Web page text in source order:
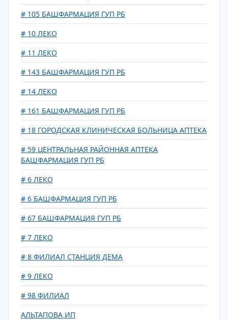
# 105 БАШФАРМАЦИЯ ГУП РБ
# 10 ЛЕКО
# 11 ЛЕКО
# 143 БАШФАРМАЦИЯ ГУП РБ
# 14 ЛЕКО
# 161 БАШФАРМАЦИЯ ГУП РБ
# 18 ГОРОДСКАЯ КЛИНИЧЕСКАЯ БОЛЬНИЦА АПТЕКА
# 59 ЦЕНТРАЛЬНАЯ РАЙОННАЯ АПТЕКА
БАШФАРМАЦИЯ ГУП РБ
# 6 ЛЕКО
# 6 БАШФАРМАЦИЯ ГУП РБ
# 67 БАШФАРМАЦИЯ ГУП РБ
# 7 ЛЕКО
# 8 ФИЛИАЛ СТАНЦИЯ ДЕМА
# 9 ЛЕКО
# 98 ФИЛИАЛ
АЛЬТАПОВА ИП